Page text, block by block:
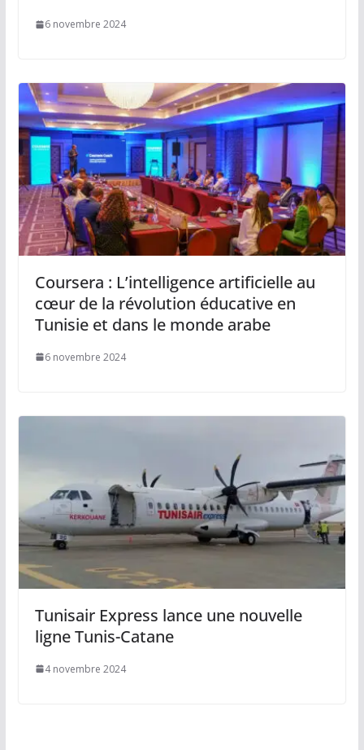
6 novembre 2024
Coursera : L’intelligence artificielle au
cœur de la révolution éducative en
Tunisie et dans le monde arabe
6 novembre 2024
Tunisair Express lance une nouvelle
ligne Tunis-Catane
4 novembre 2024